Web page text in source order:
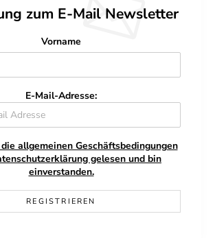
zum E-Mail Newsletter
Vorname
E-Mail-Adresse:
allgemeinen Geschäftsbedingungen
gelesen und bin
einverstanden.